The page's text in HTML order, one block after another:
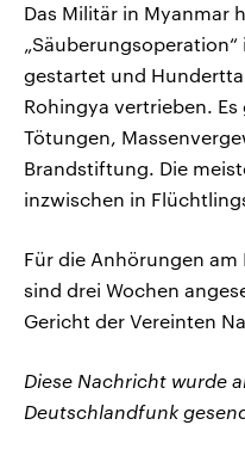
Das Militär in Myanmar
gestartet und
Rohingya vertrieben.
Tötungen,
Brandstiftung. Die
inzwischen in
Für die Anhörungen
sind drei Wochen
Gericht der Vereinten
Diese Nachricht wurde
Deutschlandfunk